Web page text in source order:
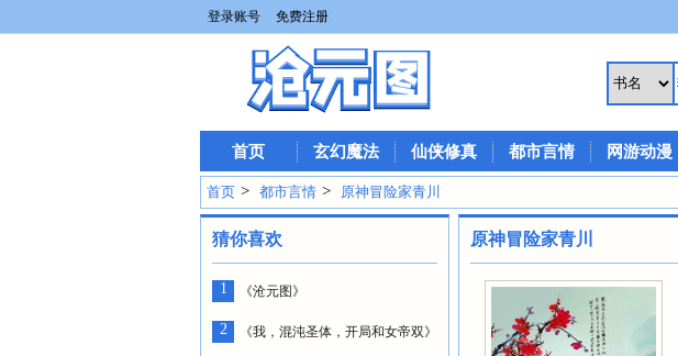
登录账号 免费注册
首页 玄幻魔法 仙侠修真 都市言情 网游动漫
首页 > 都市言情 > 原神冒险家青川
猜你喜欢
1 《沧元图》
2 《我，混沌圣体，开局和女帝双》
原神冒险家青川